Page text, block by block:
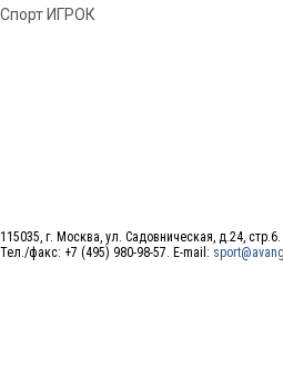
Спорт ИГРОК
115035, г. Москва, ул. Садовническая, д.24, стр.6.
Тел./факс: +7 (495) 980-98-57. E-mail: